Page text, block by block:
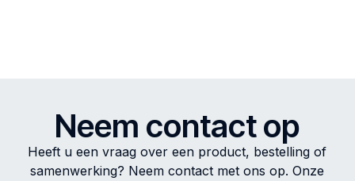
Neem contact op
Heeft u een vraag over een product, bestelling of
samenwerking? Neem contact met ons op. Onze